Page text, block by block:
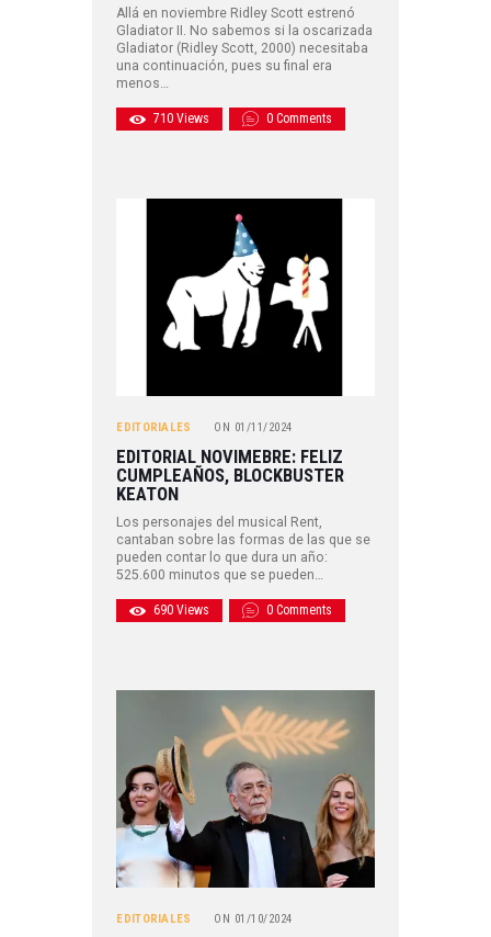
Allá en noviembre Ridley Scott estrenó
Gladiator II. No sabemos si la oscarizada
Gladiator (Ridley Scott, 2000) necesitaba
una continuación, pues su final era
menos…
710 Views 0 Comments
EDITORIALES ON 01/11/2024
EDITORIAL NOVIMEBRE: FELIZ
CUMPLEAÑOS, BLOCKBUSTER
KEATON
Los personajes del musical Rent,
cantaban sobre las formas de las que se
pueden contar lo que dura un año:
525.600 minutos que se pueden…
690 Views 0 Comments
EDITORIALES ON 01/10/2024